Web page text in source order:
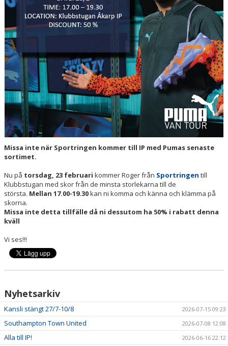
Missa inte när Sportringen kommer till IP med Pumas senaste
sortimet.
Nu på torsdag, 23 februari kommer Roger från Sportringen till
Klubbstugan med skor från de minsta storlekarna till de
största. Mellan 17.00-19.30kan ni komma och känna och klämma på
skorna.
Missa inte detta tillfälle då ni dessutom ha 50% i rabatt denna
kväll
Vi ses!!!
Nyhetsarkiv
Kansli stängt 27/7-10/8 2026-07-15 09:23
Southampton Town United 2026-07-08 12:08
Alla till IP! 2026-06-16 22:12